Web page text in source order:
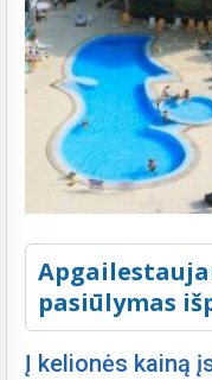
pasiūlymas
Į kelionės kainą